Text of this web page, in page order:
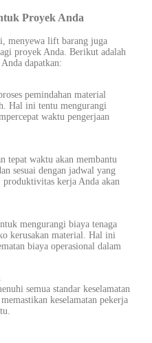
Proyek Anda
menyewa lift barang juga
proyek Anda. Berikut adalah
dapatkan:
pemindahan material
Hal ini tentu mengurangi
waktu pengerjaan
tepat waktu akan membantu
sesuai dengan jadwal yang
kerja Anda akan
mengurangi biaya tenaga
kerusakan material. Hal ini
biaya operasional dalam
semua standar keselamatan
keselamatan pekerja